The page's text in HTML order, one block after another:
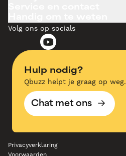
Volg ons op socials
Hulp nodig?
Qbuzz helpt je graag op weg.
Chat met ons
Privacyverklaring